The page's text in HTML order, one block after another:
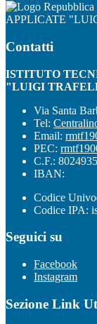
APPLICATE
Contatti
ISTITUTO
"LUIGI
Via Santa
Tel:
Email:
PEC:
C.F.:
IBAN:
Codice
Codice IPA:
Seguici su
Facebook
Instagram
Sezione Link